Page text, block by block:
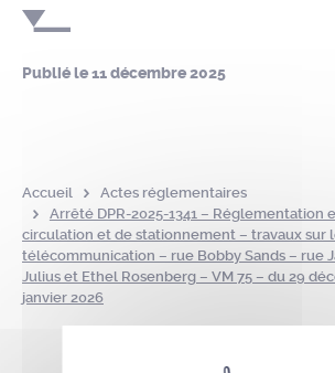
Publié le11 décembre 2025
Accueil
Actes réglementaires
Arrêté DPR-2025-1341 – Réglementation
circulation et de stationnement – travaux sur
télécommunication – rue Bobby Sands – rue
Julius et Ethel Rosenberg – VM 75 – du 29
janvier 2026